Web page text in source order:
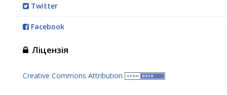
Twitter
Facebook
Ліцензія
Creative Commons Attribution